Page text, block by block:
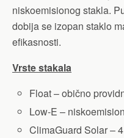
niskoemisionog stakla.
dobija se izopan staklo
efikasnosti.
Vrste stakala
Float – obično
Low-E –
ClimaGuard Solar –